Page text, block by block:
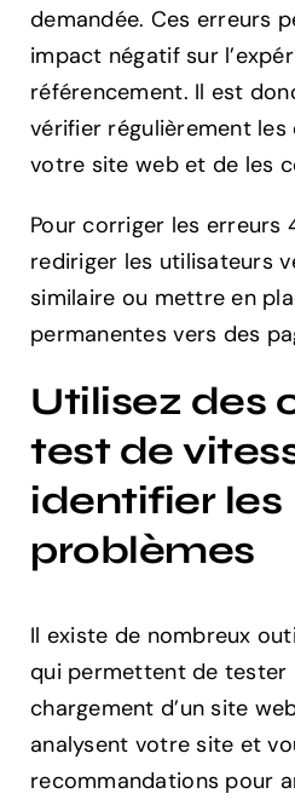
demandée. Ces erreurs
impact négatif sur
référencement. Il est
vérifier régulièrement
votre site web et de les
Pour corriger les erreurs
rediriger les utilisateurs
similaire ou mettre en
permanentes vers des
Utilisez des
test de
identifier les
problèmes
Il existe de nombreux
qui permettent de tester
chargement d’un site
analysent votre site et
recommandations pour